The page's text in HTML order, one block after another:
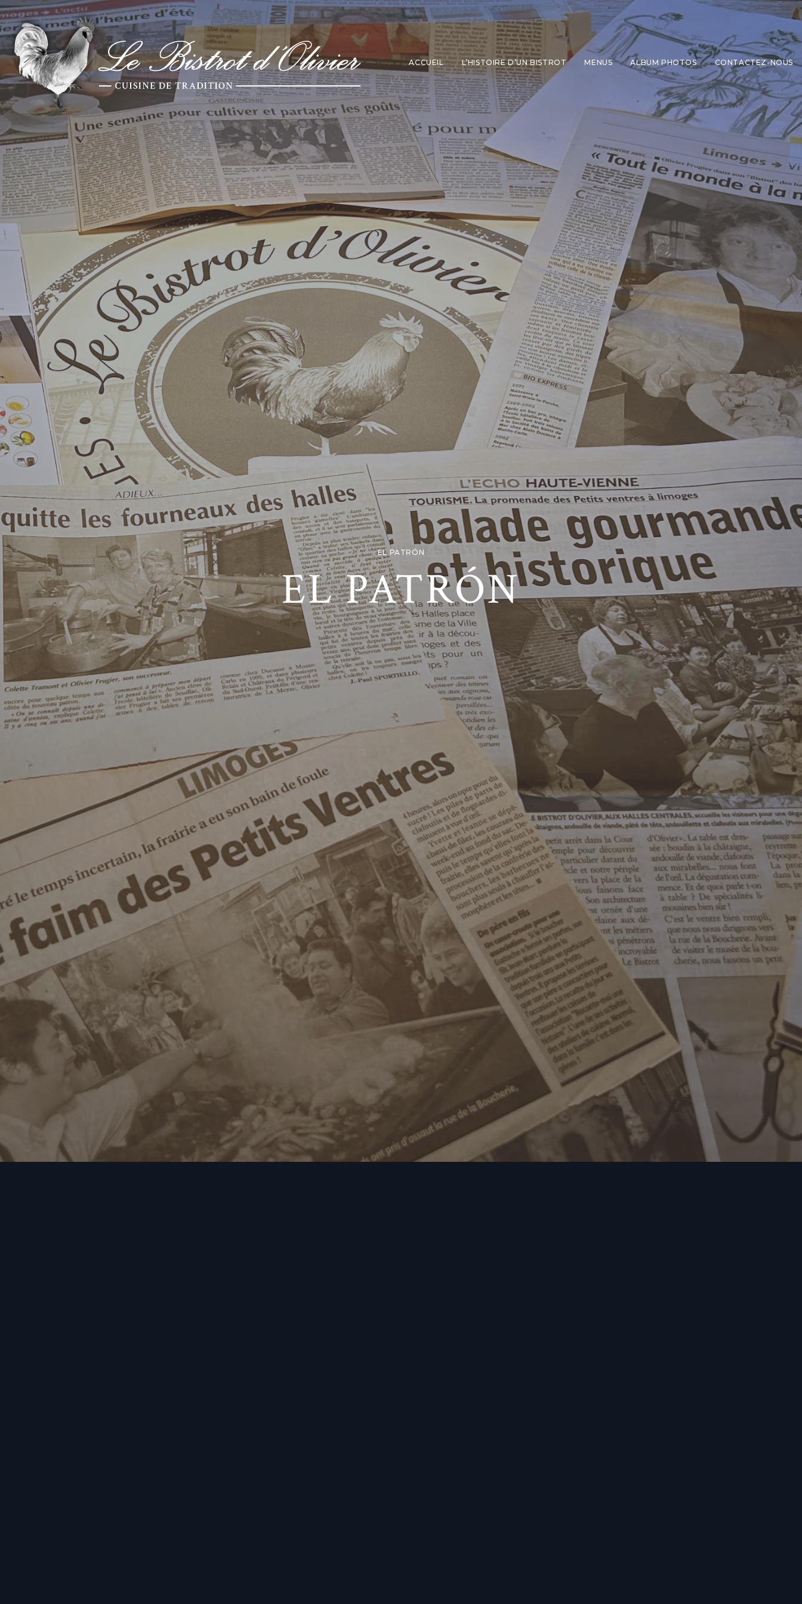
ACCUEIL L’HISTOIRE D’UN BISTROT MENUS ALBUM PHOTOS CONTACTEZ-NOUS
EL PATRÓN
EL PATRÓN